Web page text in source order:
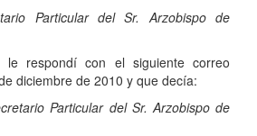
Particular del Sr. Arzobispo de
con el siguiente correo
diciembre de 2010 y que decía:
Particular del Sr. Arzobispo de